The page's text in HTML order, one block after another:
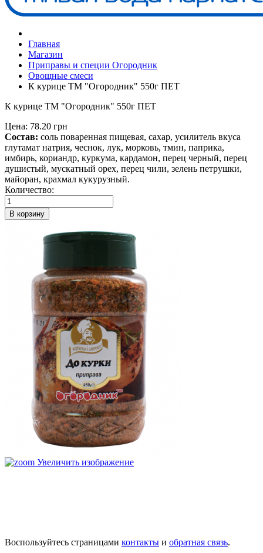
Главная
Магазин
Приправы и специи Огородник
Овощные смеси
К курице ТМ "Огородник" 550г ПЕТ
К курице ТМ "Огородник" 550г ПЕТ
Цена: 78.20 грн
Состав: соль поваренная пищевая, сахар, усилитель вкуса
глутамат натрия, чеснок, лук, морковь, тмин, паприка,
имбирь, кориандр, куркума, кардамон, перец черный, перец
душистый, мускатный орех, перец чили, зелень петрушки,
майоран, крахмал кукурузный.
Количество:
В корзину
Увеличить изображение
Воспользуйтесь страницами контакты и обратная связь.